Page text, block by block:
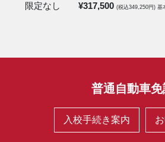
限定なし ¥317,500 (税込349,250円) 基
普通自動車免
入校手続き案内